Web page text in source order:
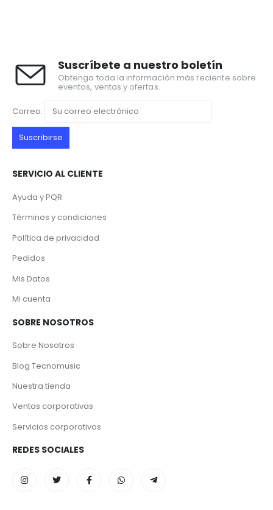
Suscríbete a nuestro boletín
Obtenga toda la información más reciente sobre
eventos, ventas y ofertas.
Correo:
SERVICIO AL CLIENTE
Ayuda y PQR
Términos y condiciones
Política de privacidad
Pedidos
Mis Datos
Mi cuenta
SOBRE NOSOTROS
Sobre Nosotros
Blog Tecnomusic
Nuestra tienda
Ventas corporativas
Servicios corporativos
REDES SOCIALES